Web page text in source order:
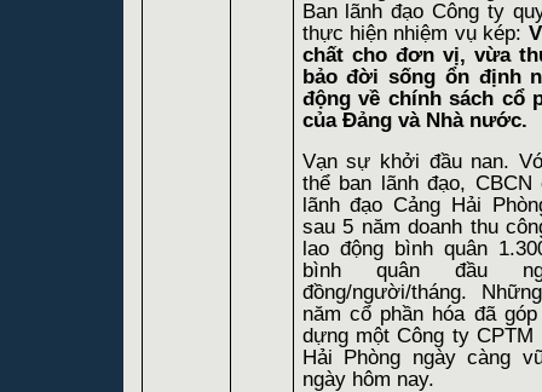
Ban lãnh đạo Công ty
thực hiện nhiệm vụ kép:
chất cho đơn vị, vừa
bảo đời sống ổn định
động về chính sách cổ
của Đảng và Nhà nước.
Vạn sự khởi đầu nan.
thể ban lãnh đạo,
lãnh đạo Cảng Hải
sau 5 năm doanh thu
lao động bình quân
bình quân đầu
đồng/người/tháng.
năm cổ phần hóa đã
dựng một Công ty
Hải Phòng ngày càng
ngày hôm nay.